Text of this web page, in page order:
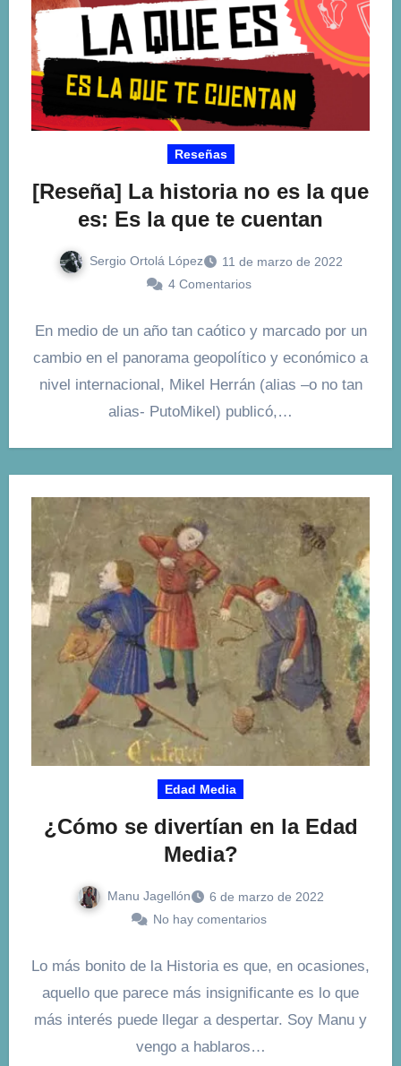
Reseñas
[Reseña] La historia no es la que
es: Es la que te cuentan
Sergio Ortolá López
11 de marzo de 2022
4 Comentarios
En medio de un año tan caótico y marcado por un
cambio en el panorama geopolítico y económico a
nivel internacional, Mikel Herrán (alias –o no tan
alias- PutoMikel) publicó,…
Edad Media
¿Cómo se divertían en la Edad
Media?
Manu Jagellón
6 de marzo de 2022
No hay comentarios
Lo más bonito de la Historia es que, en ocasiones,
aquello que parece más insignificante es lo que
más interés puede llegar a despertar. Soy Manu y
vengo a hablaros…